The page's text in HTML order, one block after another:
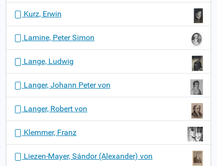
Kurz, Erwin
Lamine, Peter Simon
Lange, Ludwig
Langer, Johann Peter von
Langer, Robert von
Klemmer, Franz
Liezen-Mayer, Sándor (Alexander) von